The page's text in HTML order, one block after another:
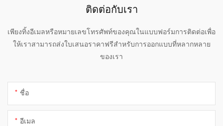
ติดต่อกับเรา
เพียงทิ้งอีเมลหรือหมายเลขโทรศัพท์ของคุณในแบบฟอร์มการติดต่อเพื่อ
ให้เราสามารถส่งใบเสนอราคาฟรีสำหรับการออกแบบที่หลากหลาย
ของเรา
ชื่อ
อีเมล